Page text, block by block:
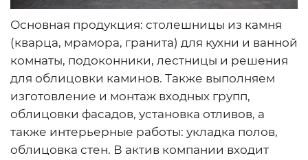
Основная продукция: столешницы из камня
(кварца, мрамора, гранита) для кухни и ванной
комнаты, подоконники, лестницы и решения
для облицовки каминов. Также выполняем
изготовление и монтаж входных групп,
облицовки фасадов, установка отливов, а
также интерьерные работы: укладка полов,
облицовка стен. В актив компании входит